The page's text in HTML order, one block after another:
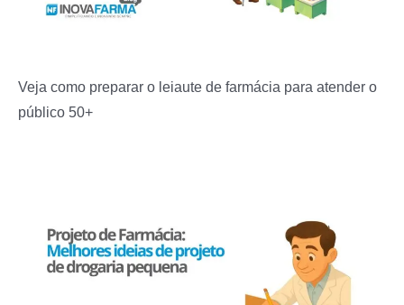
Veja como preparar o leiaute de farmácia para atender o
público 50+